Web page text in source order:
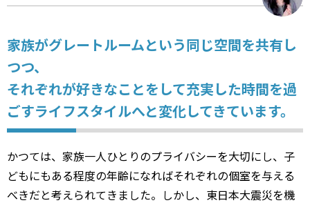
家族がグレートルームという同じ空間を共有し
つつ、
それぞれが好きなことをして充実した時間を過
ごすライフスタイルへと変化してきています。
かつては、家族一人ひとりのプライバシーを大切にし、子
どもにもある程度の年齢になればそれぞれの個室を与える
べきだと考えられてきました。しかし、東日本大震災を機